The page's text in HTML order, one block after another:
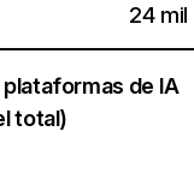
24 mil
de IA
total)